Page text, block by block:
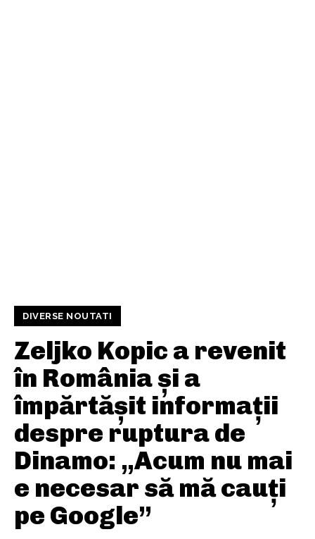
DIVERSE NOUTATI
Zeljko Kopic a revenit
în România și a
împărtășit informații
despre ruptura de
Dinamo: „Acum nu mai
e necesar să mă cauți
pe Google”